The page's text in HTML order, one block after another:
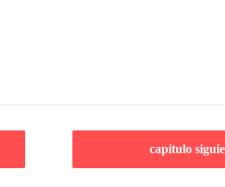
capítulo